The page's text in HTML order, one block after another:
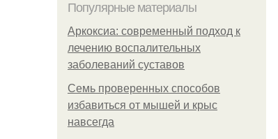
Популярные материалы
Аркоксиа: современный подход к
лечению воспалительных
заболеваний суставов
Семь проверенных способов
избавиться от мышей и крыс
навсегда